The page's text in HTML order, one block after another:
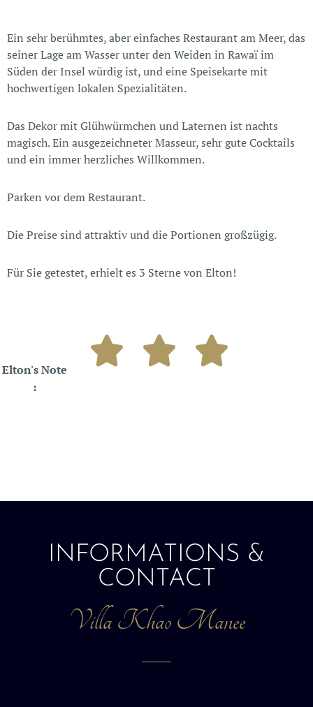
Ein sehr berühmtes, aber einfaches Restaurant am Meer, das
seiner Lage am Wasser unter den Weiden in Rawaï im
Süden der Insel würdig ist, und eine Speisekarte mit
hochwertigen lokalen Spezialitäten.
Das Dekor mit Glühwürmchen und Laternen ist nachts
magisch. Ein ausgezeichneter Masseur, sehr gute Cocktails
und ein immer herzliches Willkommen.
Parken vor dem Restaurant.
Die Preise sind attraktiv und die Portionen großzügig.
Für Sie getestet, erhielt es 3 Sterne von Elton!
Elton's Note
:
  
INFORMATIONS &
CONTACT
Villa Khao Manee